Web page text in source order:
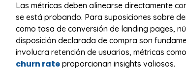
Las métricas deben alinearse directamente
se está probando. Para suposiciones sobre
como tasa de conversión de landing pages,
disposición declarada de compra son
involucra retención de usuarios, métricas
churn rate proporcionan insights valiosos.